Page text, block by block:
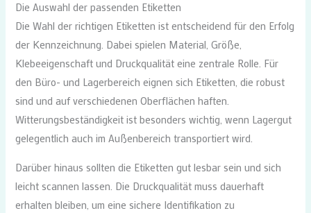
Die Auswahl der passenden Etiketten
Die Wahl der richtigen Etiketten ist entscheidend für den Erfolg
der Kennzeichnung. Dabei spielen Material, Größe,
Klebeeigenschaft und Druckqualität eine zentrale Rolle. Für
den Büro- und Lagerbereich eignen sich Etiketten, die robust
sind und auf verschiedenen Oberflächen haften.
Witterungsbeständigkeit ist besonders wichtig, wenn Lagergut
gelegentlich auch im Außenbereich transportiert wird.
Darüber hinaus sollten die Etiketten gut lesbar sein und sich
leicht scannen lassen. Die Druckqualität muss dauerhaft
erhalten bleiben, um eine sichere Identifikation zu